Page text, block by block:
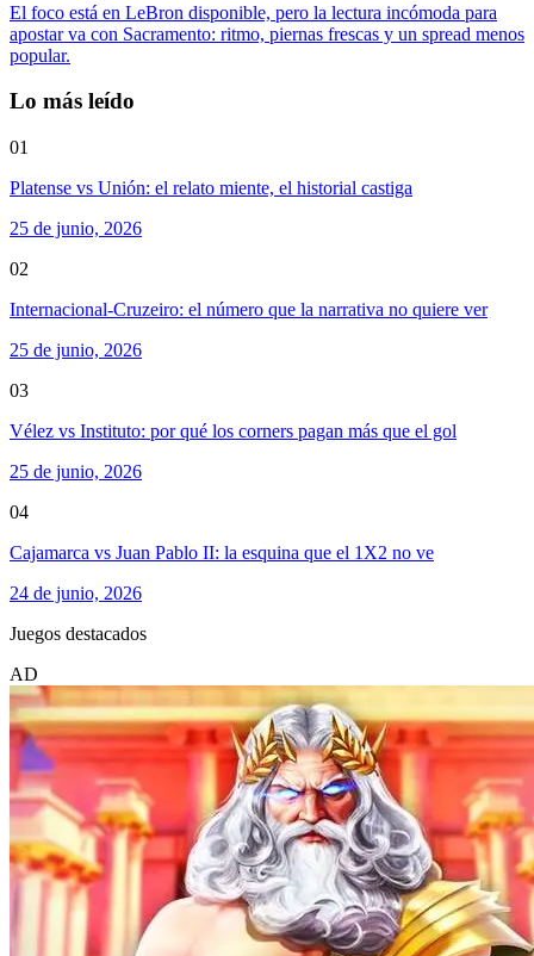
El foco está en LeBron disponible, pero la lectura incómoda para
apostar va con Sacramento: ritmo, piernas frescas y un spread menos
popular.
Lo más leído
01
Platense vs Unión: el relato miente, el historial castiga
25 de junio, 2026
02
Internacional-Cruzeiro: el número que la narrativa no quiere ver
25 de junio, 2026
03
Vélez vs Instituto: por qué los corners pagan más que el gol
25 de junio, 2026
04
Cajamarca vs Juan Pablo II: la esquina que el 1X2 no ve
24 de junio, 2026
Juegos destacados
AD